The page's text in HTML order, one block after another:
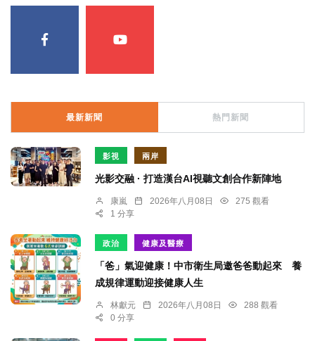
最新新聞 熱門新聞
影視 兩岸
光影交融 · 打造漢台AI視聽文創合作新陣地
康嵐 2026年八月08日
275 觀看
1 分享
政治 健康及醫療
「爸」氣迎健康！中市衛生局邀爸爸動起來 養
成規律運動迎接健康人生
林獻元 2026年八月08日
288 觀看
0 分享